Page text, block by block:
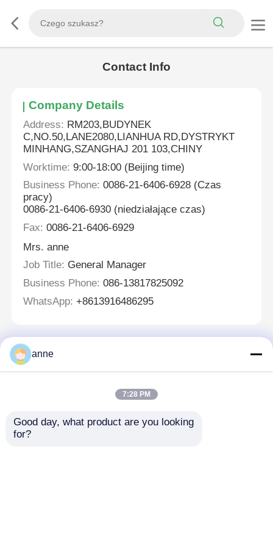
Contact Info
Company Details
Address: RM203,BUDYNEK
C,NO.50,LANE2080,LIANHUA RD,DYSTRYKT
MINHANG,SZANGHAJ 201 103,CHINY
Worktime: 9:00-18:00 (Beijing time)
Business Phone: 0086-21-6406-6928 (Czas
pracy)
0086-21-6406-6930 (niedziałające czas)
Fax: 0086-21-6406-6929
Mrs. anne
Job Title: General Manager
Business Phone: 086-13817825092
WhatsApp: +8613916486295
Oddzwonimy wkrótce!
anne
7:28 PM
Good day, what product are you looking
for?